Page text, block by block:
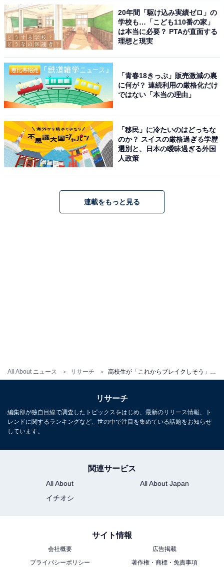
All About ニュース リサーチ
で活動しています。
同率第3位：真空ジェシカ
同率3位となった真空ジェシカ。川北茂澄とガクによる
お笑いコンビで、プロダクション人力舎所属です。それ
ぞれ慶應義塾大学と青山学院大学を卒業した高学歴コン
ビとしても知られています。2021年、2022年と2年連続
で「M-1グランプリ」の決勝に進出し、独特のブラック
ユーモアを織り交ぜたネタで爪痕を残しています。
第2位：ヨネダ2000
1位に輝いたのは、さや香でした。石井と新山による吉
あるしゃべりが持ち味で、「M-1グランプリ2022」では
準優勝を果たしました。現在は大阪を拠点に活動を行っ
ており、東京進出が期待されています。
＞全体・男女別のランキング結果を見る
20年間「駆け込み実績ゼロ」の
学校も…「こども110番の家」
は本当に必要？ PTAが直面する
理想と現実
「青春18きっぷ」販売激減の裏
に何が？ 連続利用の厳格化だけ
ではない「本当の理由」
「移民」に冷たいのはどっちな
のか？ スイスの厳格過ぎる学歴
選別と、日本の曖昧過ぎる外国
人政策
連載をもっと見る
リサーチ
編集部が独自目線で調査したトピックスをはじめ、最新のリリース情報、ト
レンドに関するランキングなど、世の中で注目を集めている話題をお知らせ
しています。
関連サービス
All About
All About Japan
イチオシ
サイト情報
会社概要
広告掲載
プライバシーポリシー
著作権・商標・免責事項